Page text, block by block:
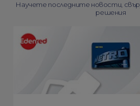
Научете последните новости,
решения